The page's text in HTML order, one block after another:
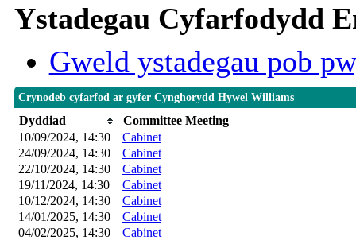
Ystadegau Cyfarfodydd
Gweld ystadegau pob
Crynodeb cyfarfod ar gyfer Cynghorydd Hywel Williams
Dyddiad
Committee Meeting
10/09/2024, 14:30
Cabinet
24/09/2024, 14:30 Cabinet
22/10/2024, 14:30 Cabinet
19/11/2024, 14:30 Cabinet
10/12/2024, 14:30 Cabinet
14/01/2025, 14:30 Cabinet
04/02/2025, 14:30 Cabinet